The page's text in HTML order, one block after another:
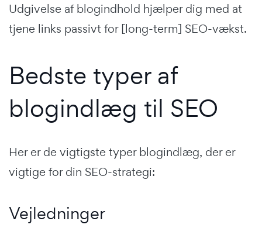
Udgivelse af blogindhold hjælper dig med at
tjene links passivt for [long-term] SEO-vækst.
Bedste typer af
blogindlæg til SEO
Her er de vigtigste typer blogindlæg, der er
vigtige for din SEO-strategi:
Vejledninger